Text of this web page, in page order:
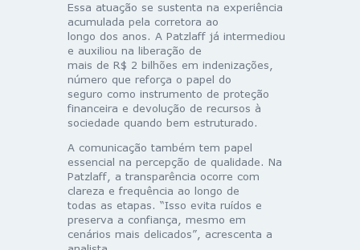
Essa atuação se sustenta na experiência
acumulada pela corretora ao
longo dos anos. A Patzlaff já intermediou
e auxiliou na liberação de
mais de R$ 2 bilhões em indenizações,
número que reforça o papel do
seguro como instrumento de proteção
financeira e devolução de recursos à
sociedade quando bem estruturado.
A comunicação também tem papel
essencial na percepção de qualidade. Na
Patzlaff, a transparência ocorre com
clareza e frequência ao longo de
todas as etapas. “Isso evita ruídos e
preserva a confiança, mesmo em
cenários mais delicados”, acrescenta a